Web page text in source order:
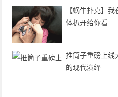
【蜗牛扑克】
体扒开给你看
推筒子重磅上
的现代演绎